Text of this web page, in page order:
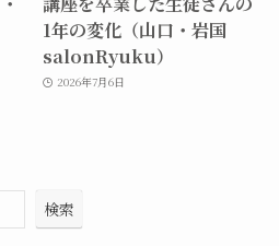
1年の変化（山口・岩国
salonRyuku）
2026年7月6日
検索